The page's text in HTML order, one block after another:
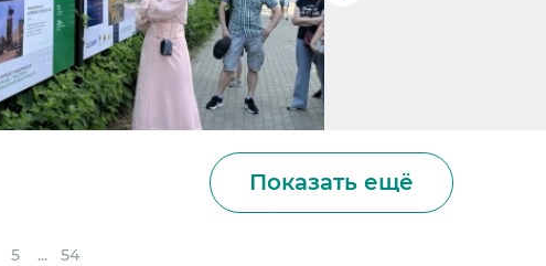
Показать ещё
5 ... 54